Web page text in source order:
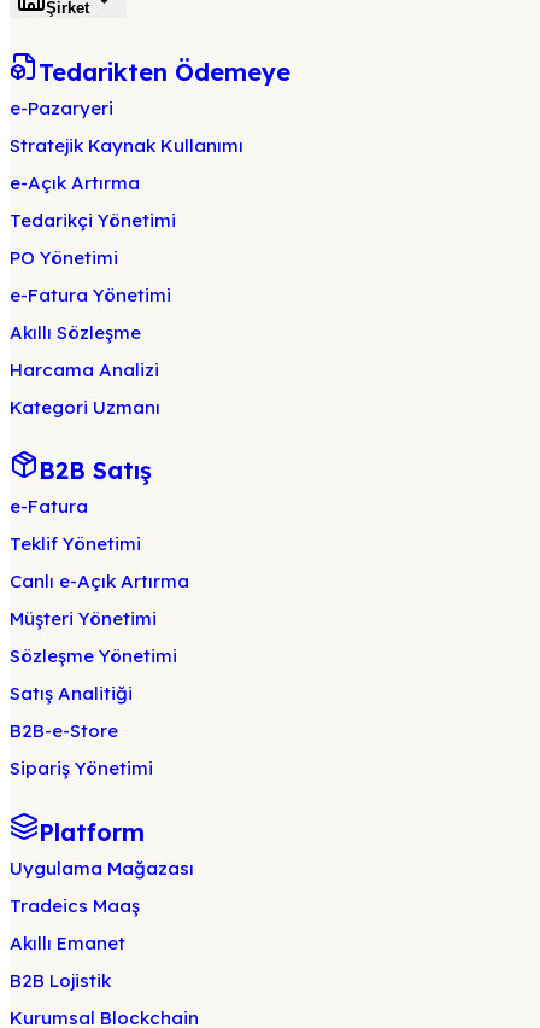
Şirket
Tedarikten Ödemeye
e-Pazaryeri
Stratejik Kaynak Kullanımı
e-Açık Artırma
Tedarikçi Yönetimi
PO Yönetimi
e-Fatura Yönetimi
Akıllı Sözleşme
Harcama Analizi
Kategori Uzmanı
B2B Satış
e-Fatura
Teklif Yönetimi
Canlı e-Açık Artırma
Müşteri Yönetimi
Sözleşme Yönetimi
Satış Analitiği
B2B-e-Store
Sipariş Yönetimi
Platform
Uygulama Mağazası
Tradeics Maaş
Akıllı Emanet
B2B Lojistik
Kurumsal Blockchain